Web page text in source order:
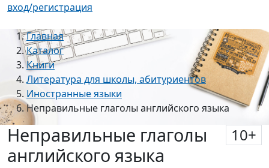
вход/регистрация
Главная
Каталог
Книги
Литература для школы, абитуриентов
Иностранные языки
Неправильные глаголы английского языка
Неправильные глаголы
английского языка
10+